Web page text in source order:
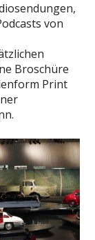
von
Broschüre
Print